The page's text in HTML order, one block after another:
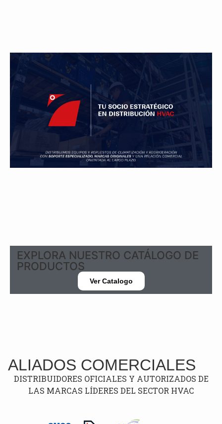
EXPLORA NUESTRO CATÁLOGO DE
PRODUCTOS
Ver Catalogo
ALIADOS COMERCIALES
DISTRIBUIDORES OFICIALES Y AUTORIZADOS DE
LAS MARCAS LÍDERES DEL SECTOR HVAC